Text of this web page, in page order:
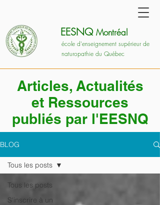
école d'enseignement supérieur de
naturopathie du Québec
EESNQ Montréal
Articles, Actualités
et Ressources
publiés par l'EESNQ
BLOG
Tous les posts
S'inscrire à un
Tous les posts